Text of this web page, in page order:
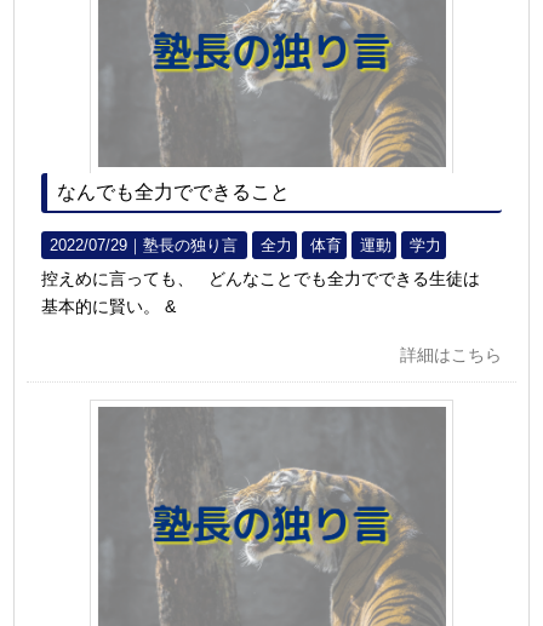
なんでも全力でできること
2022/07/29｜塾長の独り言 全力 体育 運動 学力
控えめに言っても、 どんなことでも全力でできる生徒は
基本的に賢い。 &
詳細はこちら